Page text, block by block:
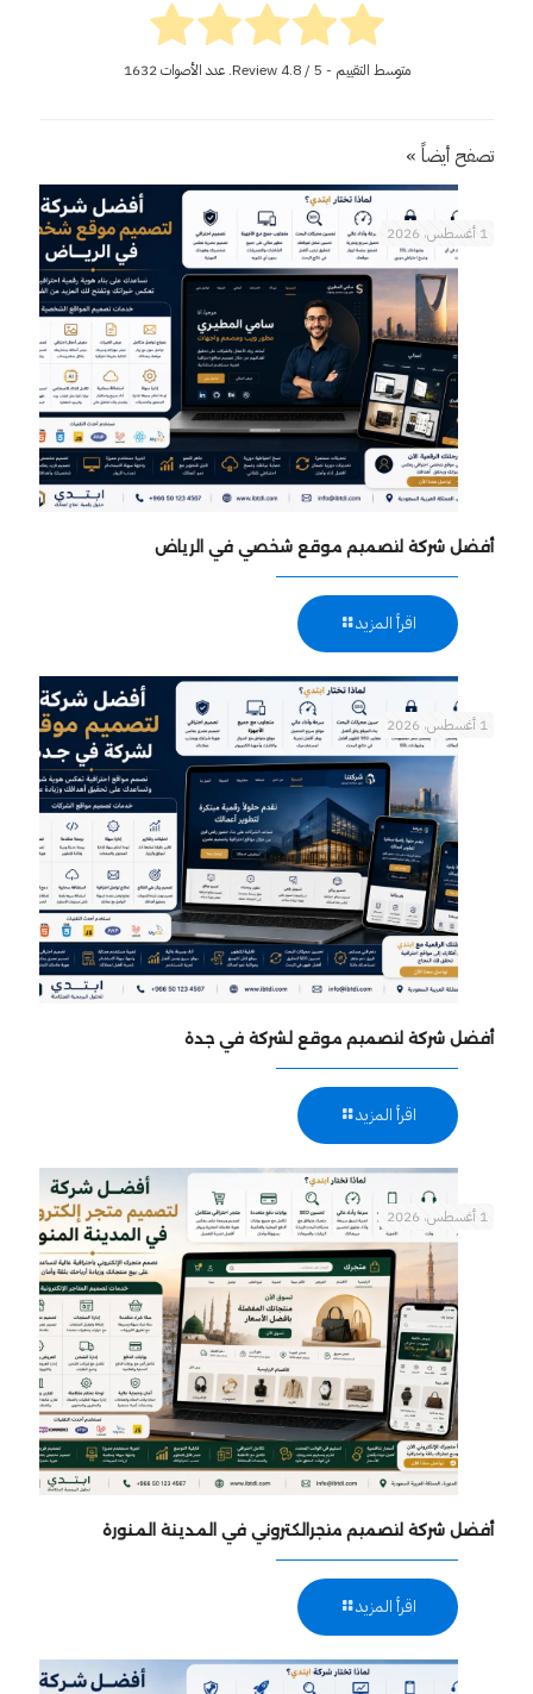
متوسط التقييم - Review 4.8/ 5. عدد الأصوات 1632
تصفح أيضاً »
1 أغسطس، 2026
أفضل شركة لتصميم موقع شخصي في الرياض
اقرأ المزيد
1 أغسطس، 2026
أفضل شركة لتصميم موقع لشركة في جدة
اقرأ المزيد
1 أغسطس، 2026
أفضل شركة لتصميم متجرالكتروني في المدينة المنورة
اقرأ المزيد